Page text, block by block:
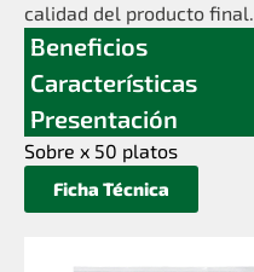
calidad del producto final.
Beneficios
Características
Presentación
Sobre x 50 platos
Ficha Técnica